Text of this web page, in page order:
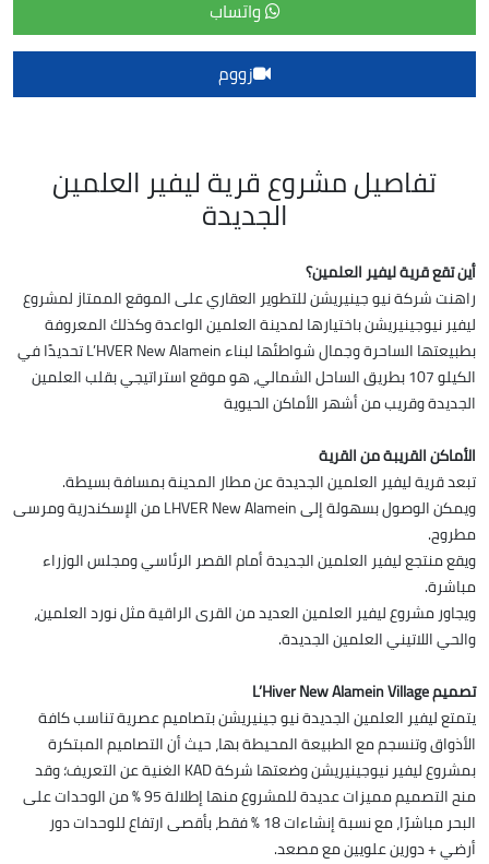
واتساب
زووم
تفاصيل مشروع قرية ليفير العلمين
الجديدة
أين تقع قرية ليفير العلمين؟
راهنت شركة نيو جينيريشن للتطوير العقاري على الموقع الممتاز لمشروع
ليفير نيوجينيريشن باختيارها لمدينة العلمين الواعدة وكذلك المعروفة
بطبيعتها الساحرة وجمال شواطئها لبناء L’HVER New Alamein تحديدًا في
الكيلو 107 بطريق الساحل الشمالي، هو موقع استراتيجي بقلب العلمين
الجديدة وقريب من أشهر الأماكن الحيوية
الأماكن القريبة من القرية
تبعد قرية ليفير العلمين الجديدة عن مطار المدينة بمسافة بسيطة.
ويمكن الوصول بسهولة إلى LHVER New Alamein من الإسكندرية ومرسى
مطروح.
ويقع منتجع ليفير العلمين الجديدة أمام القصر الرئاسي ومجلس الوزراء
مباشرة.
ويجاور مشروع ليفير العلمين العديد من القرى الراقية مثل نورد العلمين،
والحي اللاتيني العلمين الجديدة.
تصميم L’Hiver New Alamein Village
يتمتع ليفير العلمين الجديدة نيو جينيريشن بتصاميم عصرية تناسب كافة
الأذواق وتنسجم مع الطبيعة المحيطة بها، حيث أن التصاميم المبتكرة
بمشروع ليفير نيوجينيريشن وضعتها شركة KAD الغنية عن التعريف؛ وقد
منح التصميم مميزات عديدة للمشروع منها إطلالة 95 % من الوحدات على
البحر مباشرًا، مع نسبة إنشاءات 18 % فقط، بأقصى ارتفاع للوحدات دور
أرضي + دورين علويين مع مصعد.